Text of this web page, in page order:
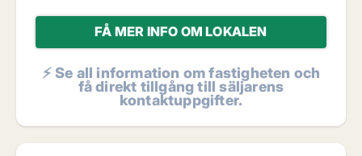
FÅ MER INFO OM LOKALEN
⚡ Se all information om fastigheten och
få direkt tillgång till säljarens
kontaktuppgifter.